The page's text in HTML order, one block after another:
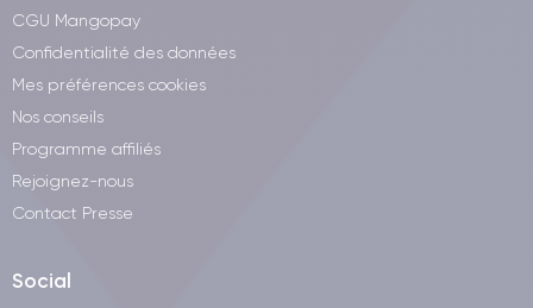
CGU Mangopay
Confidentialité des données
Mes préférences cookies
Nos conseils
Programme affiliés
Rejoignez-nous
Contact Presse
Social